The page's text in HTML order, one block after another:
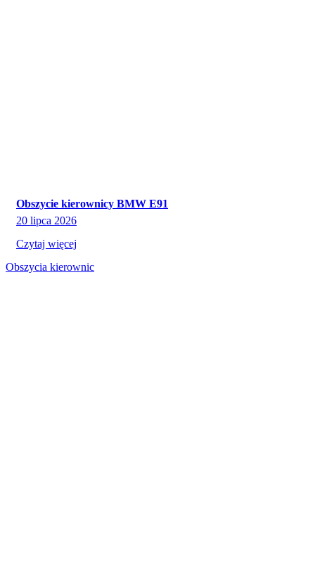
Obszycie kierownicy BMW E91
20 lipca 2026
Czytaj więcej
Obszycia kierownic